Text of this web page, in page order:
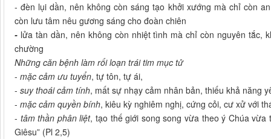
- đèn lụi dần, nên không còn sáng tạo khởi xướng mà chỉ còn
còn lưu tâm nêu gương sáng cho đoàn chiên
- lửa tàn dần, nên không còn nhiệt tình mà chỉ còn nguyên tắc,
chường
Những căn bệnh làm rối loạn trái tim mục tử
- mặc cảm ưu tuyển, tự tôn, tự ái,
- suy thoái cảm tính, mất sự nhạy cảm nhân bản, thiếu khả năng
- mặc cảm quyền bính, kiêu kỳ nghiêm nghị, cứng cỏi, cư xử với
- tâm thần phân liệt, tạo thế giới song song vừa theo ý Chúa
Giêsu” (Pl 2,5)